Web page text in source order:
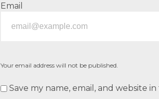
Email
Your email address will not be published.
Save my name, email, and website